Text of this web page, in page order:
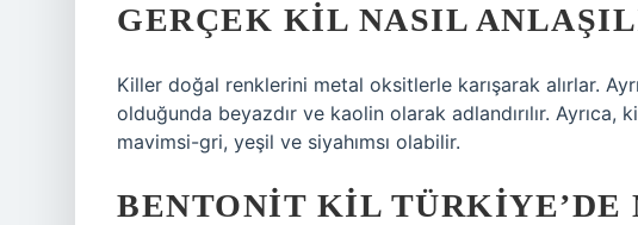
GERÇEK KIL NASIL
Killer doğal renklerini metal oksitlerle karışarak alırlar.
olduğunda beyazdır ve kaolin olarak adlandırılır. Ayrıca,
mavimsi-gri, yeşil ve siyahımsı olabilir.
BENTONIT KIL TÜRKIYE’DE